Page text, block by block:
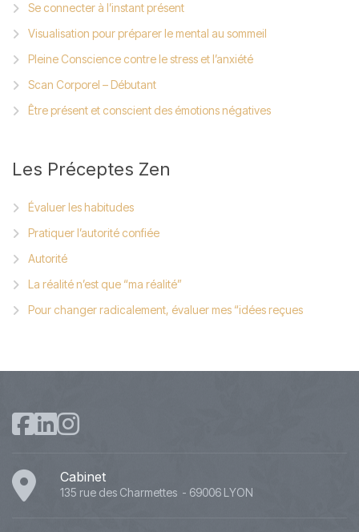
Se connecter à l’instant présent
Visualisation pour préparer le mental au sommeil
Pleine Conscience contre le stress et l’anxiété
Scan Corporel – Débutant
Être présent et conscient des émotions négatives
Les Préceptes Zen
Évaluer les habitudes
Pratiquer l’autorité confiée
Autorité
La réalité n’est que “ma réalité”
Pour changer radicalement, évaluer mes “idées reçues
Cabinet
135 rue des Charmettes - 69006 LYON